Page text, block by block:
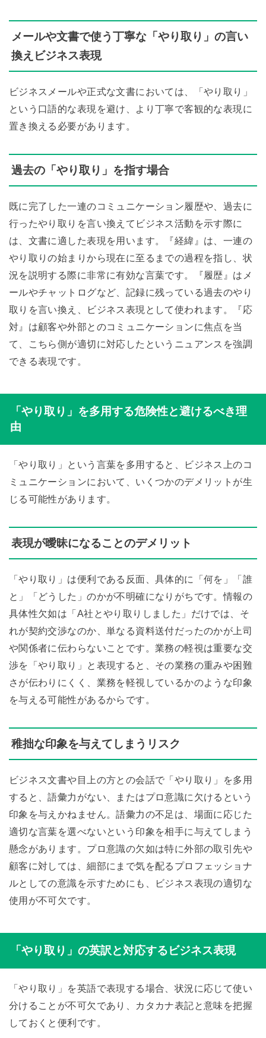
メールや文書で使う丁寧な「やり取り」の言い
換えビジネス表現
ビジネスメールや正式な文書においては、「やり取り」
という口語的な表現を避け、より丁寧で客観的な表現に
置き換える必要があります。
過去の「やり取り」を指す場合
既に完了した一連のコミュニケーション履歴や、過去に
行ったやり取りを言い換えてビジネス活動を示す際に
は、文書に適した表現を用います。『経緯』は、一連の
やり取りの始まりから現在に至るまでの過程を指し、状
況を説明する際に非常に有効な言葉です。『履歴』はメ
ールやチャットログなど、記録に残っている過去のやり
取りを言い換え、ビジネス表現として使われます。『応
対』は顧客や外部とのコミュニケーションに焦点を当
て、こちら側が適切に対応したというニュアンスを強調
できる表現です。
「やり取り」を多用する危険性と避けるべき理
由
「やり取り」という言葉を多用すると、ビジネス上のコ
ミュニケーションにおいて、いくつかのデメリットが生
じる可能性があります。
表現が曖昧になることのデメリット
「やり取り」は便利である反面、具体的に「何を」「誰
と」「どうした」のかが不明確になりがちです。情報の
具体性欠如は「A社とやり取りしました」だけでは、そ
れが契約交渉なのか、単なる資料送付だったのかが上司
や関係者に伝わらないことです。業務の軽視は重要な交
渉を「やり取り」と表現すると、その業務の重みや困難
さが伝わりにくく、業務を軽視しているかのような印象
を与える可能性があるからです。
稚拙な印象を与えてしまうリスク
ビジネス文書や目上の方との会話で「やり取り」を多用
すると、語彙力がない、またはプロ意識に欠けるという
印象を与えかねません。語彙力の不足は、場面に応じた
適切な言葉を選べないという印象を相手に与えてしまう
懸念があります。プロ意識の欠如は特に外部の取引先や
顧客に対しては、細部にまで気を配るプロフェッショナ
ルとしての意識を示すためにも、ビジネス表現の適切な
使用が不可欠です。
「やり取り」の英訳と対応するビジネス表現
「やり取り」を英語で表現する場合、状況に応じて使い
分けることが不可欠であり、カタカナ表記と意味を把握
しておくと便利です。